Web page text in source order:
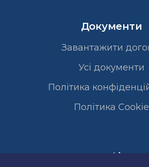
Документи
Завантажити
Усі документи
Політика
Полiтика Cookie
Сертифікати